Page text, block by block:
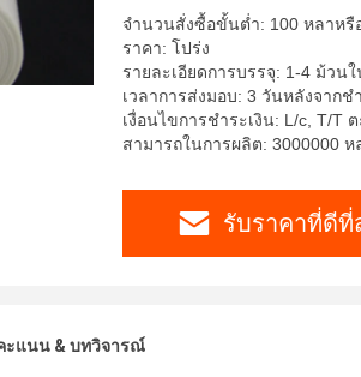
จำนวนสั่งซื้อขั้นต่ำ: 100 หลาหรื
ราคา: โปร่ง
รายละเอียดการบรรจุ: 1-4 ม้วน
เวลาการส่งมอบ: 3 วันหลังจากช
เงื่อนไขการชำระเงิน: L/c, T/T
สามารถในการผลิต: 3000000 ห
รับราคาที่ดีที่
ะแนน & บทวิจารณ์